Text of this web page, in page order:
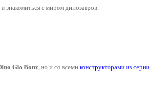
знакомиться с миром динозавров.
Glo Bonz, но и со всеми конструкторами из